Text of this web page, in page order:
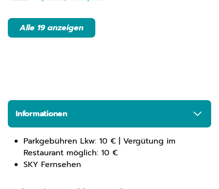
Alle 19 anzeigen
Informationen
Parkgebühren Lkw: 10 € | Vergütung im
Restaurant möglich: 10 €
SKY Fernsehen